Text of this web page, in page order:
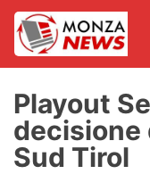
News
Playout
decisione
Sud Tirol